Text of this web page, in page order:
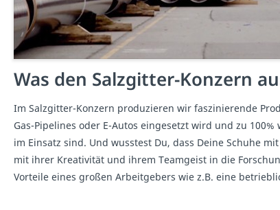
Was den Salzgitter-Konzern
Im Salzgitter-Konzern produzieren wir faszinierende
Gas-Pipelines oder E-Autos eingesetzt wird und zu
im Einsatz sind. Und wusstest Du, dass Deine Schuhe
mit ihrer Kreativität und ihrem Teamgeist in die
Vorteile eines großen Arbeitgebers wie z.B. eine